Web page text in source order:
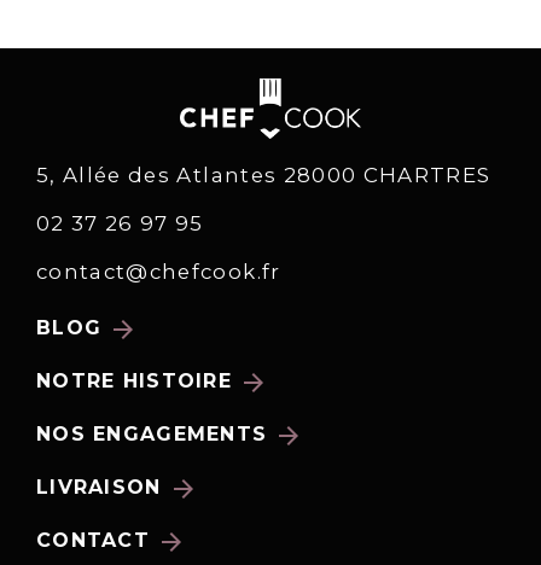
5, Allée des Atlantes 28000 CHARTRES
02 37 26 97 95
contact@chefcook.fr
BLOG arrow_forward
NOTRE HISTOIRE arrow_forward
NOS ENGAGEMENTS arrow_forward
LIVRAISON arrow_forward
CONTACT arrow_forward